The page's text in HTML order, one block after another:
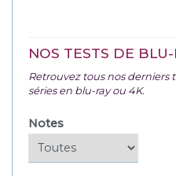
NOS TESTS DE
Retrouvez tous nos derniers
séries en blu-ray ou 4K.
Notes